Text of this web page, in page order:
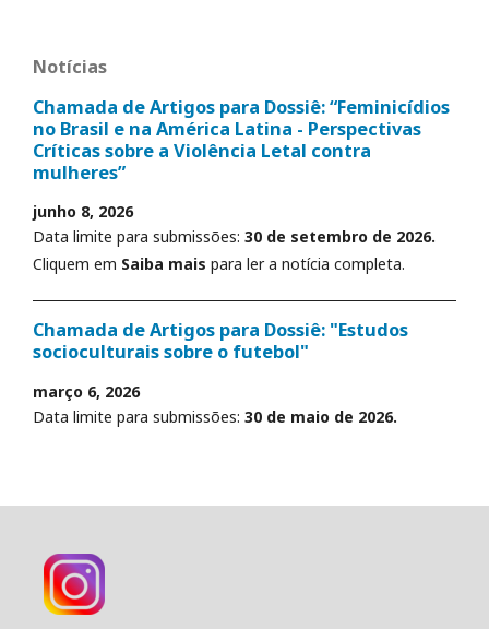
Notícias
Chamada de Artigos para Dossiê: “Feminicídios
no Brasil e na América Latina - Perspectivas
Críticas sobre a Violência Letal contra
mulheres”
junho 8, 2026
Data limite para submissões: 30 de setembro de 2026.
Cliquem em Saiba mais para ler a notícia completa.
Chamada de Artigos para Dossiê: "Estudos
socioculturais sobre o futebol"
março 6, 2026
Data limite para submissões: 30 de maio de 2026.